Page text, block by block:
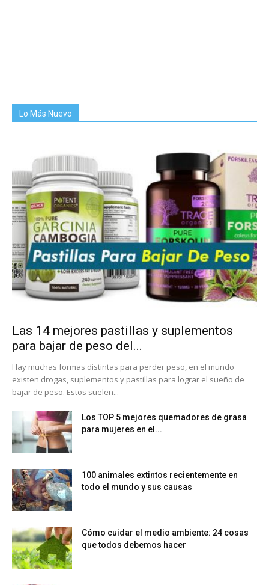
Lo Más Nuevo
Las 14 mejores pastillas y suplementos
para bajar de peso del...
Hay muchas formas distintas para perder peso, en el mundo
existen drogas, suplementos y pastillas para lograr el sueño de
bajar de peso. Estos suelen...
Los TOP 5 mejores quemadores de grasa
para mujeres en el...
100 animales extintos recientemente en
todo el mundo y sus causas
Cómo cuidar el medio ambiente: 24 cosas
que todos debemos hacer